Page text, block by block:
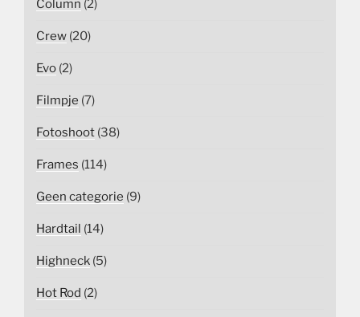
Column (2)
Crew (20)
Evo (2)
Filmpje (7)
Fotoshoot (38)
Frames (114)
Geen categorie (9)
Hardtail (14)
Highneck (5)
Hot Rod (2)